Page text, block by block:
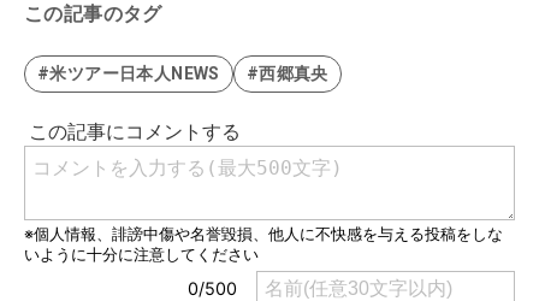
この記事のタグ
#米ツアー日本人NEWS #西郷真央